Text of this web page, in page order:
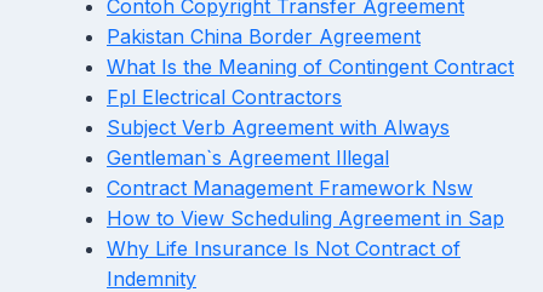
Contoh Copyright Transfer Agreement
Pakistan China Border Agreement
What Is the Meaning of Contingent Contract
Fpl Electrical Contractors
Subject Verb Agreement with Always
Gentleman`s Agreement Illegal
Contract Management Framework Nsw
How to View Scheduling Agreement in Sap
Why Life Insurance Is Not Contract of
Indemnity